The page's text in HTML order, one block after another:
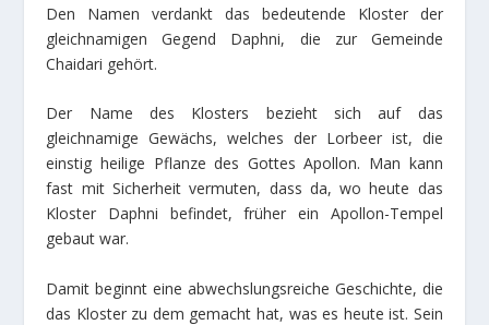
Den Namen verdankt das bedeutende Kloster der
gleichnamigen Gegend Daphni, die zur Gemeinde
Chaidari gehört.
Der Name des Klosters bezieht sich auf das
gleichnamige Gewächs, welches der Lorbeer ist, die
einstig heilige Pflanze des Gottes Apollon. Man kann
fast mit Sicherheit vermuten, dass da, wo heute das
Kloster Daphni befindet, früher ein Apollon-Tempel
gebaut war.
Damit beginnt eine abwechslungsreiche Geschichte, die
das Kloster zu dem gemacht hat, was es heute ist. Sein